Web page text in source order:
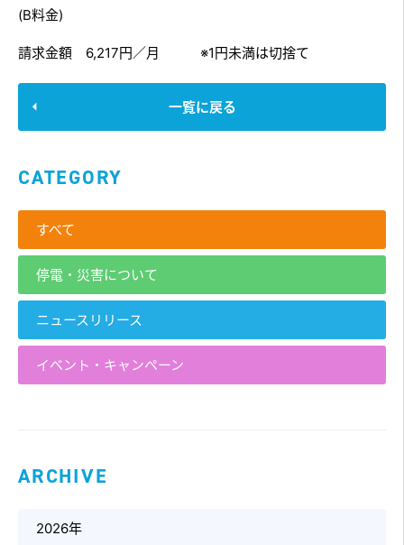
(B料金)
請求金額 6,217円／月 ※1円未満は切捨て
一覧に戻る
CATEGORY
すべて
停電・災害について
ニュースリリース
イベント・キャンペーン
ARCHIVE
2026年